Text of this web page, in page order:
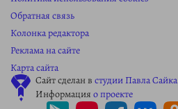
Обратная связь
Колонка редактора
Реклама на сайте
Карта сайта
Сайт сделан в студии Павла Сайка
Информация о проекте